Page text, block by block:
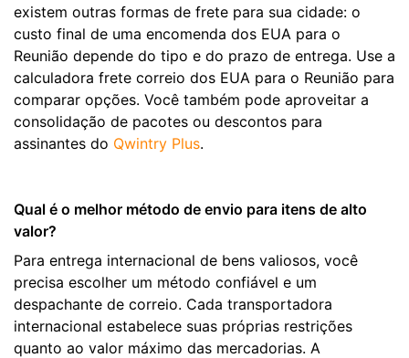
existem outras formas de frete para sua cidade: o
custo final de uma encomenda dos EUA para o
Reunião depende do tipo e do prazo de entrega. Use a
calculadora frete correio dos EUA para o Reunião para
comparar opções. Você também pode aproveitar a
consolidação de pacotes ou descontos para
assinantes do Qwintry Plus.
Qual é o melhor método de envio para itens de alto
valor?
Para entrega internacional de bens valiosos, você
precisa escolher um método confiável e um
despachante de correio. Cada transportadora
internacional estabelece suas próprias restrições
quanto ao valor máximo das mercadorias. A